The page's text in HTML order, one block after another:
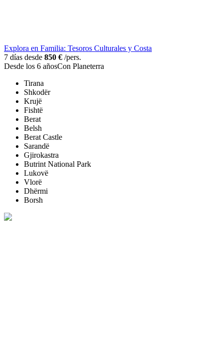
Explora en Familia: Tesoros Culturales y Costa
7 días desde 850 € /pers.
Desde los 6 añosCon Planeterra
Tirana
Shkodër
Krujë
Fishtë
Berat
Belsh
Berat Castle
Sarandë
Gjirokastra
Butrint National Park
Lukovë
Vlorë
Dhërmi
Borsh